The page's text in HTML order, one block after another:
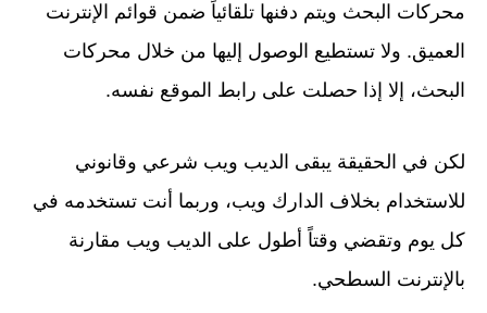
محركات البحث ويتم دفنها تلقائياً ضمن قوائم الإنترنت
العميق. ولا تستطيع الوصول إليها من خلال محركات
البحث، إلا إذا حصلت على رابط الموقع نفسه.
لكن في الحقيقة يبقى الديب ويب شرعي وقانوني
للاستخدام بخلاف الدارك ويب، وربما أنت تستخدمه في
كل يوم وتقضي وقتاً أطول على الديب ويب مقارنة
بالإنترنت السطحي.